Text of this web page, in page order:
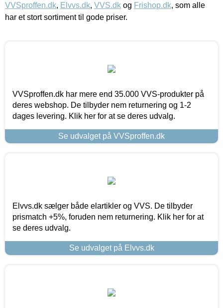
VVSproffen.dk, Elvvs.dk, VVS.dk og Frishop.dk, som alle
har et stort sortiment til gode priser.
VVSproffen.dk har mere end 35.000 VVS-produkter på
deres webshop. De tilbyder nem returnering og 1-2
dages levering. Klik her for at se deres udvalg.
Se udvalget på VVSproffen.dk
Elvvs.dk sælger både elartikler og VVS. De tilbyder
prismatch +5%, foruden nem returnering. Klik her for at
se deres udvalg.
Se udvalget på Elvvs.dk